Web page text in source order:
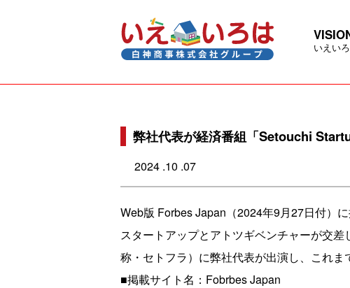
いえい
弊社代表が経済番組「Setouchi
2024 .10 .07
Web版 Forbes Japan（2024年9月27日付）に
スタートアップとアトツギベンチャーが交
称・セトフラ）に弊社代表が出演し、これま
■掲載サイト名：Fobrbes Japan